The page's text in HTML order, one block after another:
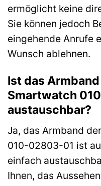
ermöglicht keine
Sie können jedoch
eingehende Anrufe
Wunsch ablehnen.
Ist das
Smartwatch
austauschbar?
Ja, das Armband
010-02803-01 ist
einfach
Ihnen, das